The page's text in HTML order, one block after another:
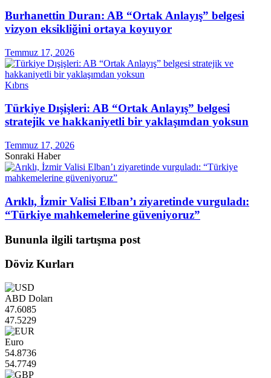
Burhanettin Duran: AB “Ortak Anlayış” belgesi
vizyon eksikliğini ortaya koyuyor
Temmuz 17, 2026
Kıbrıs
Türkiye Dışişleri: AB “Ortak Anlayış” belgesi
stratejik ve hakkaniyetli bir yaklaşımdan yoksun
Temmuz 17, 2026
Sonraki Haber
Arıklı, İzmir Valisi Elban’ı ziyaretinde vurguladı:
“Türkiye mahkemelerine güveniyoruz”
Bununla ilgili tartışma post
Döviz Kurları
ABD Doları
47.6085
47.5229
Euro
54.8736
54.7749